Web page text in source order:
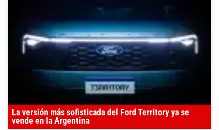
La versión más sofisticada del Ford Territory ya se
vende en la Argentina